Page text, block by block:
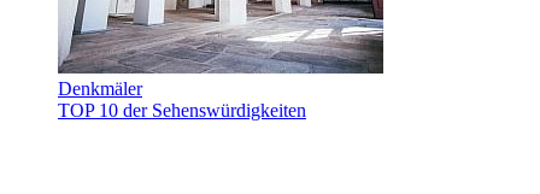
Denkmäler
TOP 10 der Sehenswürdigkeiten